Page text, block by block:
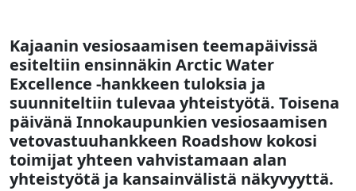
Kajaanin vesiosaamisen teemapäivissä
esiteltiin ensinnäkin Arctic Water
Excellence -hankkeen tuloksia ja
suunniteltiin tulevaa yhteistyötä. Toisena
päivänä Innokaupunkien vesiosaamisen
vetovastuuhankkeen Roadshow kokosi
toimijat yhteen vahvistamaan alan
yhteistyötä ja kansainvälistä näkyvyyttä.